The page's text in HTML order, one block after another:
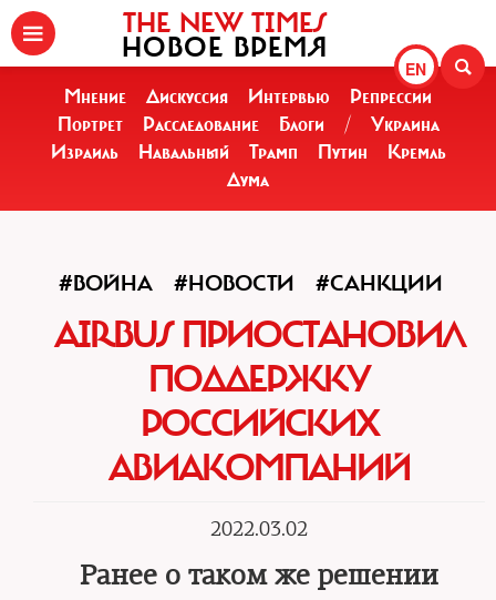
EN
THE NEW TIMES
НОВОЕ ВРЕМЯ
Мнение Дискуссия Интервью
Репрессии
Портрет
Расследование Блоги /
Украина
Израиль
Навальный Трамп Путин
Кремль
Дума
#ВОЙНА #НОВОСТИ #САНКЦИИ
AIRBUS ПРИОСТАНОВИЛ
ПОДДЕРЖКУ
РОССИЙСКИХ
АВИАКОМПАНИЙ
2022.03.02
Ранее о таком же решении